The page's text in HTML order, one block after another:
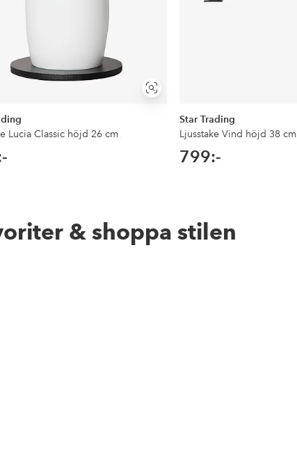
Visa
liknande
Lucia Classic höjd 26 cm
Star Trading
Ljusstake Vind höjd 38 cm
799:-
& shoppa stilen